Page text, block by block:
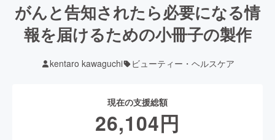
がんと告知されたら必要になる情
報を届けるための小冊子の製作
kentaro kawaguchi ビューティー・ヘルスケア
現在の支援総額
26,104円